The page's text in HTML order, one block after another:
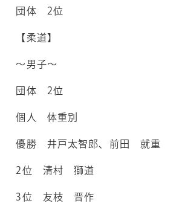
団体 2位
【柔道】
～男子～
団体 2位
個人 体重別
優勝 井戸太智郎、前田 就重
2位 清村 獅道
3位 友枝 晋作